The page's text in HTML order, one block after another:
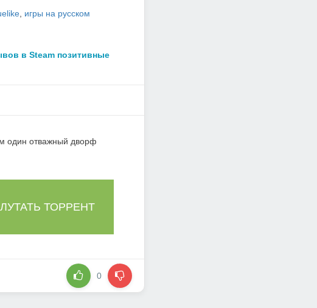
, игры на русском
в Steam позитивные
один отважный дворф
ТОРРЕНТ
0